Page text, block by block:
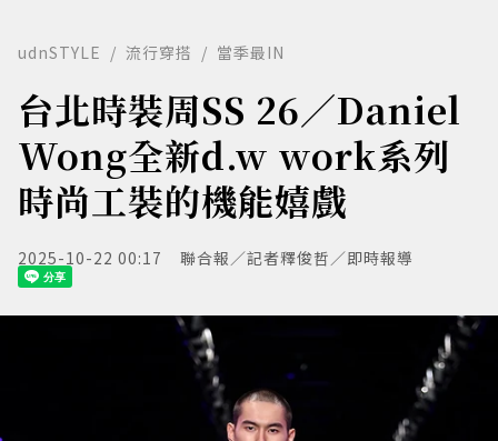
udnSTYLE 流行穿搭 當季最IN
台北時裝周SS 26／Daniel
Wong全新d.w work系列
時尚工裝的機能嬉戲
2025-10-22 00:17 聯合報／記者釋俊哲／即時報導